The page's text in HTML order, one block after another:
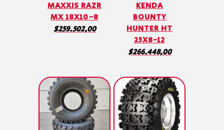
MAXXIS RAZR
MX 18X10-8
$259.502,00
KENDA
BOUNTY
HUNTER HT
25X8-12
$266.448,00